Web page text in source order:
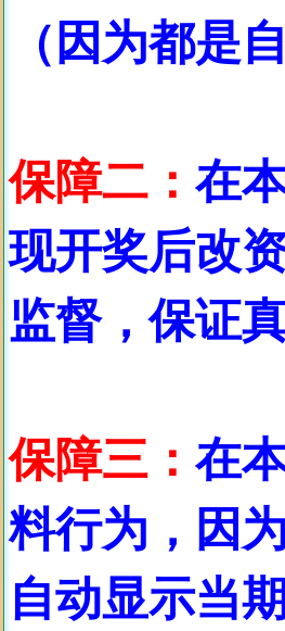
（因为都是
保障二： 在
现开奖后改
监督，保证真
保障三： 在
料行为，因
自动显示当